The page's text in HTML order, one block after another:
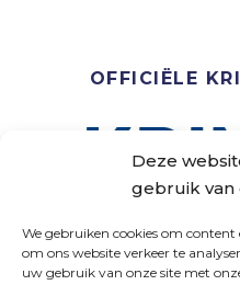
Deze
gebruik van
We gebruiken cookies om content
om ons website verkeer te
uw gebruik van onze site met
OFFICIËLE